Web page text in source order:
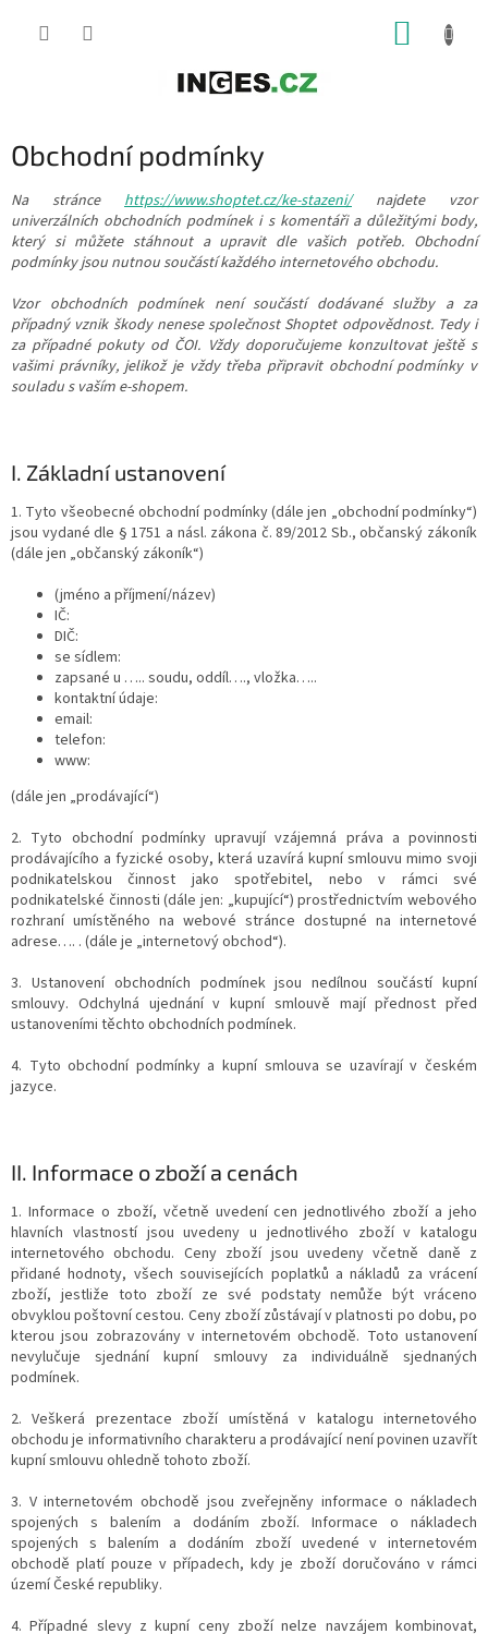
Obchodní podmínky
Na stránce https://www.shoptet.cz/ke-stazeni/najdete vzor
univerzálních obchodních podmínek i s komentáři a důležitými body,
který si můžete stáhnout a upravit dle vašich potřeb. Obchodní
podmínky jsou nutnou součástí každého internetového obchodu.
Vzor obchodních podmínek není součástí dodávané služby a za
případný vznik škody nenese společnost Shoptet odpovědnost. Tedy i
za případné pokuty od ČOI. Vždy doporučujeme konzultovat ještě s
vašimi právníky, jelikož je vždy třeba připravit obchodní podmínky v
souladu s vaším e-shopem.
I. Základní ustanovení
1. Tyto všeobecné obchodní podmínky (dále jen „obchodní podmínky“)
jsou vydané dle § 1751 a násl. zákona č. 89/2012 Sb., občanský zákoník
(dále jen „občanský zákoník“)
(jméno a příjmení/název)
IČ:
DIČ:
se sídlem:
zapsané u ….. soudu, oddíl…., vložka…..
kontaktní údaje:
email:
telefon:
www:
(dále jen „prodávající“)
2. Tyto obchodní podmínky upravují vzájemná práva a povinnosti
prodávajícího a fyzické osoby, která uzavírá kupní smlouvu mimo svoji
podnikatelskou činnost jako spotřebitel, nebo v rámci své
podnikatelské činnosti (dále jen: „kupující“) prostřednictvím webového
rozhraní umístěného na webové stránce dostupné na internetové
adrese…. . (dále je „internetový obchod“).
3. Ustanovení obchodních podmínek jsou nedílnou součástí kupní
smlouvy. Odchylná ujednání v kupní smlouvě mají přednost před
ustanoveními těchto obchodních podmínek.
4. Tyto obchodní podmínky a kupní smlouva se uzavírají v českém
jazyce.
II. Informace o zboží a cenách
1. Informace o zboží, včetně uvedení cen jednotlivého zboží a jeho
hlavních vlastností jsou uvedeny u jednotlivého zboží v katalogu
internetového obchodu. Ceny zboží jsou uvedeny včetně daně z
přidané hodnoty, všech souvisejících poplatků a nákladů za vrácení
zboží, jestliže toto zboží ze své podstaty nemůže být vráceno
obvyklou poštovní cestou. Ceny zboží zůstávají v platnosti po dobu, po
kterou jsou zobrazovány v internetovém obchodě. Toto ustanovení
nevylučuje sjednání kupní smlouvy za individuálně sjednaných
podmínek.
2. Veškerá prezentace zboží umístěná v katalogu internetového
obchodu je informativního charakteru a prodávající není povinen uzavřít
kupní smlouvu ohledně tohoto zboží.
3. V internetovém obchodě jsou zveřejněny informace o nákladech
spojených s balením a dodáním zboží. Informace o nákladech
spojených s balením a dodáním zboží uvedené v internetovém
obchodě platí pouze v případech, kdy je zboží doručováno v rámci
území České republiky.
4. Případné slevy z kupní ceny zboží nelze navzájem kombinovat,